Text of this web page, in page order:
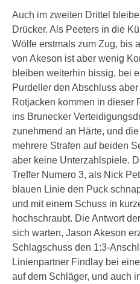
Auch im zweiten Drittel
Drücker. Als Peeters in die
Wölfe erstmals zum Zug, bis
von Akeson ist aber wenig
bleiben weiterhin bissig, bei
Purdeller den Abschluss
Rotjacken kommen in dieser
ins Brunecker
zunehmend an Härte, und
mehrere Strafen auf beiden
aber keine Unterzahlspiele.
Treffer Numero 3, als Nick
blauen Linie den Puck
und mit einem Schuss in
hochschraubt. Die Antwort
sich warten, Jason Akeson
Schlagschuss den 1:3-
Linienpartner Findlay bei
auf dem Schläger, und auch